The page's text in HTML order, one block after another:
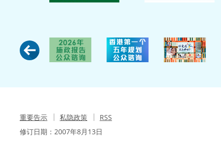
重要告示 私隐政策
RSS
修订日期： 2007年8月13日